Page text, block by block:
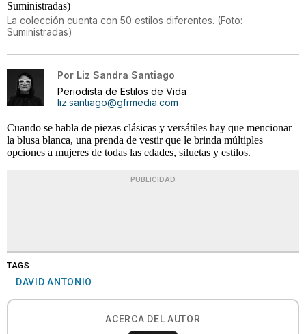
La colección cuenta con 50 estilos diferentes. (Foto:
Suministradas)
Por Liz Sandra Santiago
Periodista de Estilos de Vida
liz.santiago@gfrmedia.com
Cuando se habla de piezas clásicas y versátiles hay que mencionar
la blusa blanca, una prenda de vestir que le brinda múltiples
opciones a mujeres de todas las edades, siluetas y estilos.
PUBLICIDAD
TAGS
DAVID ANTONIO
ACERCA DEL AUTOR